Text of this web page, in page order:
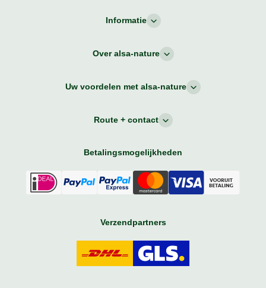
Informatie
Over alsa-nature
Uw voordelen met alsa-nature
Route + contact
Betalingsmogelijkheden
Verzendpartners